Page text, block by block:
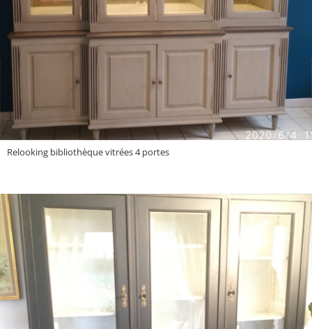
Relooking bibliothèque vitrées 4 portes